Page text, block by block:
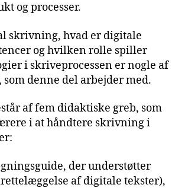
og processer.
skrivning, hvad er digitale
og hvilken rolle spiller
i skriveprocessen er nogle af
som denne del arbejder med.
af fem didaktiske greb, som
i at håndtere skrivning i
der understøtter
af digitale tekster),